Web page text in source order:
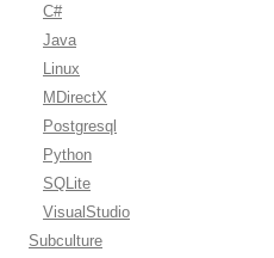
C#
Java
Linux
MDirectX
Postgresql
Python
SQLite
VisualStudio
Subculture